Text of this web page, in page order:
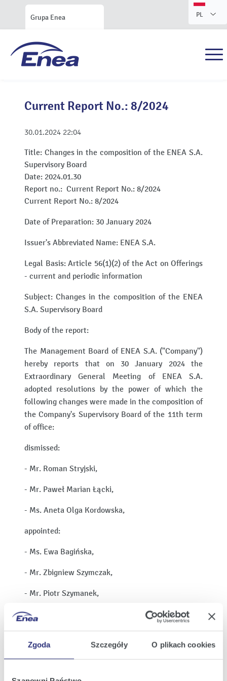
Zgoda Szczegóły O plikach cookies
Grupa Enea PL
Current Report No.: 8/2024
30.01.2024 22:04
Title: Changes in the composition of the ENEA S.A.
Supervisory Board
Date: 2024.01.30
Report no.: Current Report No.: 8/2024
Current Report No.: 8/2024
Date of Preparation: 30 January 2024
Issuer's Abbreviated Name: ENEA S.A.
Legal Basis: Article 56(1)(2) of the Act on Offerings
- current and periodic information
Subject: Changes in the composition of the ENEA
S.A. Supervisory Board
Body of the report:
The Management Board of ENEA S.A. ("Company")
hereby reports that on 30 January 2024 the
Extraordinary General Meeting of ENEA S.A.
adopted resolutions by the power of which the
following changes were made in the composition of
the Company's Supervisory Board of the 11th term
of office:
dismissed:
- Mr. Roman Stryjski,
- Mr. Paweł Marian Łącki,
- Ms. Aneta Olga Kordowska,
appointed:
- Ms. Ewa Bagińska,
- Mr. Zbigniew Szymczak,
- Mr. Piotr Szymanek,
- Mr. Michał Gniatkowski,
Attached hereto the Company provides information